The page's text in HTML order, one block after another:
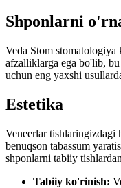
Shponlarni
Veda Stom
afzalliklarga ega bo'lib,
uchun eng yaxshi
Estetika
Veneerlar tishlaringizdagi
benuqson tabassum
shponlarni tabiiy
Tabiiy ko'rinish: